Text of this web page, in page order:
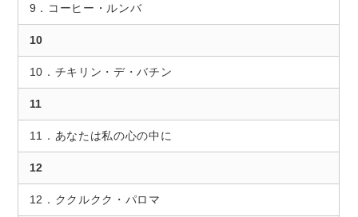
9．コーヒー・ルンバ
10
10．チキリン・デ・バチン
11
11．あなたは私の心の中に
12
12．ククルクク・パロマ